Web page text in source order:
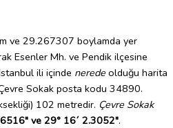
ve 29.267307 boylamda yer
Esenler Mh. ve Pendik ilçesine
ili içinde nerede olduğu harita
Sokak posta kodu 34890.
102 metredir. Çevre Sokak
ve 29° 16´ 2.3052".